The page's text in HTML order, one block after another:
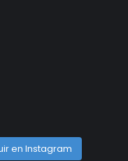
en Instagram